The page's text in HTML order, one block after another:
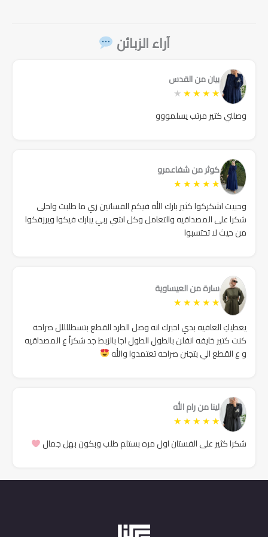
آراء الزبائن
بيان من القدس
★
★
★
★
★
وصلني كتير مرتب يسلمووو
كوثر من شفاعمرو
★
★
★
★
★
وحبيت اشكركوا كثير بارك الله فيكم الفساتين زي ما طلبت واحلى
شكرا على المصداقيه والتعامل وكل اشي ربي يبارك فيكوا ويرزقكوا
من حيث لا تحتسبوا
سارة من العيساوية
★
★
★
★
★
يعطيكِ العافيه بدي اخبرك انه وصل الطرد القطع بتسطللللل صراحة
كنت كتير خايفه انفلن بالطول الطول اجا بالزبط جد شكراً ع المصداقيه
و ع القطع الي بتجنن صراحه تعتمدوا والله
لينا من رام الله
★
★
★
★
★
شكرا كثير على الفستان اول مره بستلم طلب وبكون بهل جمال